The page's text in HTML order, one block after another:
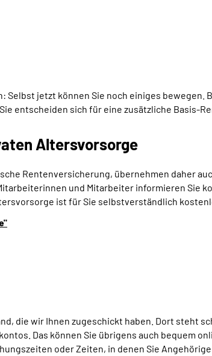
Selbst jetzt können Sie noch einiges
entscheiden sich für eine zusätzliche Basis-
Altersvorsorge
Rentenversicherung, übernehmen daher
und Mitarbeiter informieren Sie
ist für Sie selbstverständlich
die wir Ihnen zugeschickt haben. Dort steht
Das können Sie übrigens auch bequem
oder Zeiten, in denen Sie